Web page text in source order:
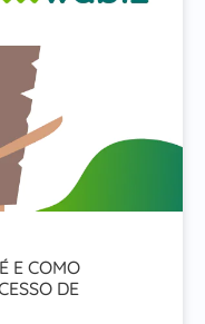
E COMO
DE